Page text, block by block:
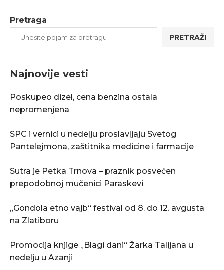
Pretraga
PRETRAŽI
Najnovije vesti
Poskupeo dizel, cena benzina ostala
nepromenjena
SPC i vernici u nedelju proslavljaju Svetog
Pantelejmona, zaštitnika medicine i farmacije
Sutra je Petka Trnova – praznik posvećen
prepodobnoj mučenici Paraskevi
„Gondola etno vajb“ festival od 8. do 12. avgusta
na Zlatiboru
Promocija knjige „Blagi dani“ Žarka Talijana u
nedelju u Azanji